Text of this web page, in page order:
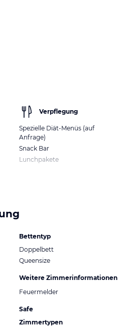
Verpflegung
Spezielle Diät-Menüs (auf
Anfrage)
Snack Bar
Lunchpakete
Bettentyp
Doppelbett
Queensize
Weitere Zimmerinformationen
Feuermelder
Safe
Zimmertypen